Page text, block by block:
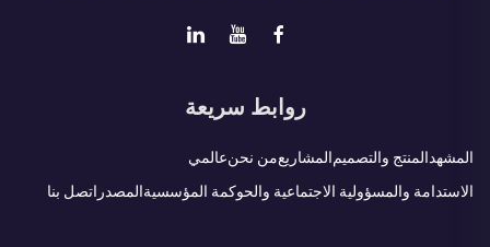
روابط سريعة
المشهدالمنتج والتصميمالمشاريعمن نحنعالمي
الاستدامة والمسؤولية الاجتماعية والحوكمة المؤسسيةالمصدر اتصل بنا